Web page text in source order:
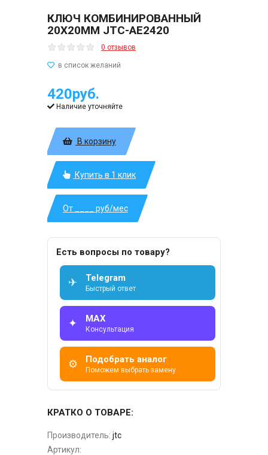
КЛЮЧ КОМБИНИРОВАННЫЙ
20Х20ММ JTC-AE2420
0 отзывов
420руб.
Наличие уточняйте
В корзину
Купить в 1 клик
От ____ руб/мес
Есть вопросы по товару?
✈ Telegram
Быстрый ответ
✦ MAX
Консультация
⚙ Подобрать аналог
Поможем выбрать замену
КРАТКО О ТОВАРЕ:
Производитель: jtc
Артикул: